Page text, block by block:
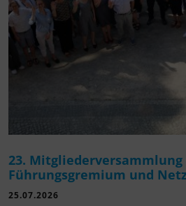
23.
Führungsgremium und
25.07.2026